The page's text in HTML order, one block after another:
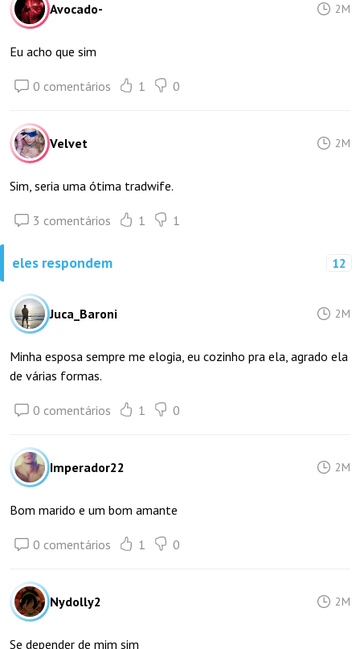
Avocado- 2M
Eu acho que sim
0 comentários 1 0
Velvet 2M
Sim, seria uma ótima tradwife.
3 comentários 1 1
eles respondem 12
Juca_Baroni 2M
Minha esposa sempre me elogia, eu cozinho pra ela, agrado ela
de várias formas.
0 comentários 1 0
Imperador22 2M
Bom marido e um bom amante
0 comentários 1 0
Nydolly2 2M
Se depender de mim sim